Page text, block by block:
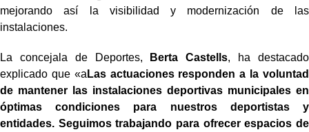
mejorando así la visibilidad y modernización de las
instalaciones.
La concejala de Deportes, Berta Castells, ha destacado
explicado que «a Las actuaciones responden a la voluntad
de mantener las instalaciones deportivas municipales en
óptimas condiciones para nuestros deportistas y
entidades. Seguimos trabajando para ofrecer espacios de